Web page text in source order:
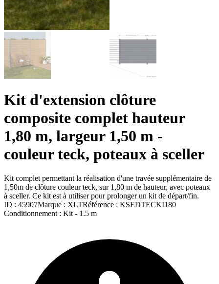
Kit d'extension clôture
composite complet hauteur
1,80 m, largeur 1,50 m -
couleur teck, poteaux à sceller
Kit complet permettant la réalisation d'une travée supplémentaire de
1,50m de clôture couleur teck, sur 1,80 m de hauteur, avec poteaux
à sceller. Ce kit est à utiliser pour prolonger un kit de départ/fin.
ID : 45907Marque : XLTRéférence : KSEDTECKI180
Conditionnement : Kit - 1.5 m